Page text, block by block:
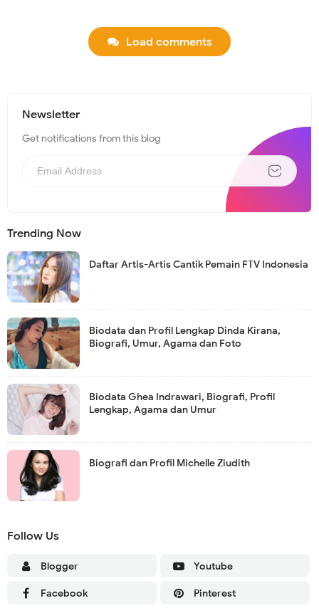
Load comments
Newsletter
Get notifications from this blog
Trending Now
Daftar Artis-Artis Cantik Pemain FTV Indonesia
Biodata dan Profil Lengkap Dinda Kirana,
Biografi, Umur, Agama dan Foto
Biodata Ghea Indrawari, Biografi, Profil
Lengkap, Agama dan Umur
Biografi dan Profil Michelle Ziudith
Follow Us
Blogger Youtube
Facebook Pinterest